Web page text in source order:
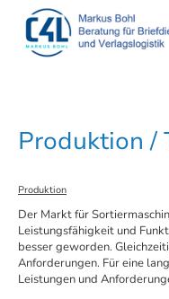
Produktion /
Produktion
Der Markt für
Leistungsfähigkeit und
besser geworden.
Anforderungen. Für eine
Leistungen und